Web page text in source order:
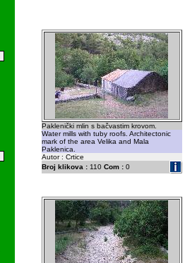
Paklenički mlin s bačvastim krovom.
Water mills with tuby roofs. Architectonic
mark of the area Velika and Mala
Paklenica.
Autor : Crtice
Broj klikova :110 Com :0